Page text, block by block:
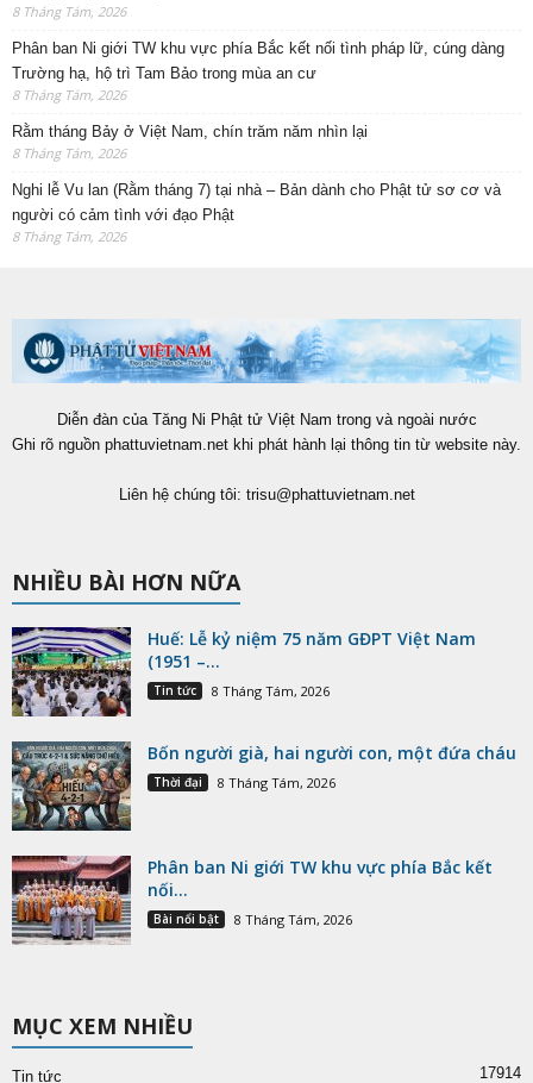
8 Tháng Tám, 2026
Phân ban Ni giới TW khu vực phía Bắc kết nối tình pháp lữ, cúng dàng
Trường hạ, hộ trì Tam Bảo trong mùa an cư
8 Tháng Tám, 2026
Rằm tháng Bảy ở Việt Nam, chín trăm năm nhìn lại
8 Tháng Tám, 2026
Nghi lễ Vu lan (Rằm tháng 7) tại nhà – Bản dành cho Phật tử sơ cơ và
người có cảm tình với đạo Phật
8 Tháng Tám, 2026
Diễn đàn của Tăng Ni Phật tử Việt Nam trong và ngoài nước
Ghi rõ nguồn phattuvietnam.net khi phát hành lại thông tin từ website này.
Liên hệ chúng tôi: trisu@phattuvietnam.net
NHIỀU BÀI HƠN NỮA
Huế: Lễ kỷ niệm 75 năm GĐPT Việt Nam
(1951 –...
Tin tức 8 Tháng Tám, 2026
Bốn người già, hai người con, một đứa cháu
Thời đại 8 Tháng Tám, 2026
Phân ban Ni giới TW khu vực phía Bắc kết
nối...
Bài nổi bật 8 Tháng Tám, 2026
MỤC XEM NHIỀU
Tin tức 17914